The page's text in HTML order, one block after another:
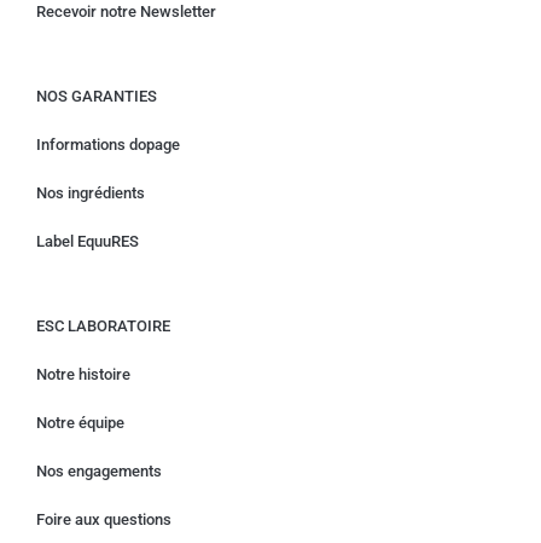
Recevoir notre Newsletter
NOS GARANTIES
Informations dopage
Nos ingrédients
Label EquuRES
ESC LABORATOIRE
Notre histoire
Notre équipe
Nos engagements
Foire aux questions